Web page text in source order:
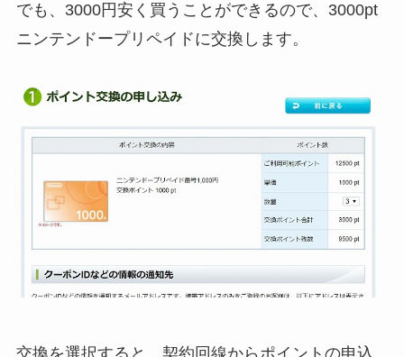
でも、3000円安く買うことができるので、3000pt
ニンテンドープリペイドに交換します。
交換を選択すると、契約回線からポイントの申込